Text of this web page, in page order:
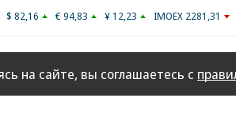
$ 82,16 € 94,83 ¥ 12,23 IMOEX 2281,31
на сайте, вы соглашаетесь с